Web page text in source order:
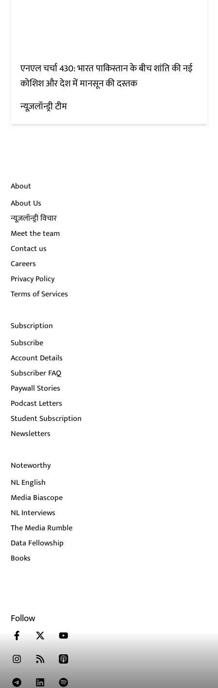
एनएल चर्चा 430: भारत पाकिस्तान के बीच शांति की नई
कोशिश और देश में मानसून की दस्तक
न्यूज़लॉन्ड्री टीम
About
About Us
न्यूज़लॉन्ड्री विचार
Meet the team
Contact us
Careers
Privacy Policy
Terms of Services
Subscription
Subscribe
Account Details
Subscriber FAQ
Paywall Stories
Podcast Letters
Student Subscription
Newsletters
Noteworthy
NL English
Media Biascope
NL Interviews
The Media Rumble
Data Fellowship
Books
Follow